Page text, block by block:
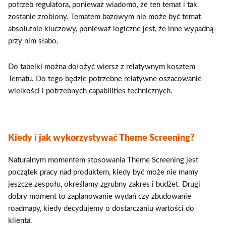
potrzeb regulatora, ponieważ wiadomo, że ten temat i tak
zostanie zrobiony. Tematem bazowym nie może być temat
absolutnie kluczowy, ponieważ logiczne jest, że inne wypadną
przy nim słabo.
Do tabelki można dołożyć wiersz z relatywnym kosztem
Tematu. Do tego będzie potrzebne relatywne oszacowanie
wielkości i potrzebnych capabilities technicznych.
Kiedy i jak wykorzystywać Theme Screening?
Naturalnym momentem stosowania Theme Screening jest
początek pracy nad produktem, kiedy być może nie mamy
jeszcze zespołu, określamy zgrubny zakres i budżet. Drugi
dobry moment to zaplanowanie wydań czy zbudowanie
roadmapy, kiedy decydujemy o dostarczaniu wartości do
klienta.